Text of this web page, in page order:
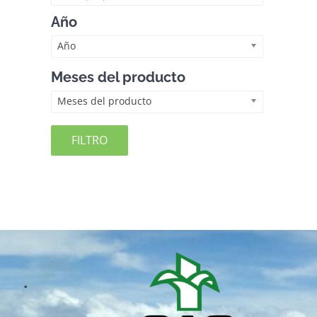
Año
Año
Meses del producto
Meses del producto
FILTRO